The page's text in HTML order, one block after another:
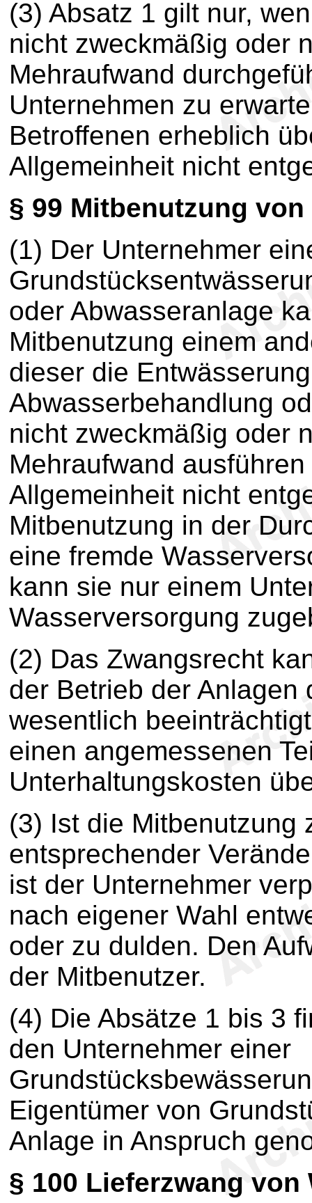
(3) Absatz 1 gilt nur,
nicht zweckmäßig oder
Mehraufwand
Unternehmen zu
Betroffenen erheblich
Allgemeinheit nicht
§ 99 Mitbenutzung von
(1) Der Unternehmer
oder Abwasseranlage
Mitbenutzung einem
dieser die
Abwasserbehandlung
nicht zweckmäßig oder
Mehraufwand
Allgemeinheit nicht
Mitbenutzung in der
eine fremde
kann sie nur einem
Wasserversorgung
(2) Das Zwangsrecht
der Betrieb der Anlagen
wesentlich
einen angemessenen
Unterhaltungskosten
(3) Ist die Mitbenutzung
entsprechender
ist der Unternehmer
nach eigener Wahl
oder zu dulden. Den
der Mitbenutzer.
(4) Die Absätze 1 bis 3
den Unternehmer einer
Eigentümer von
Anlage in Anspruch
§ 100 Lieferzwang von